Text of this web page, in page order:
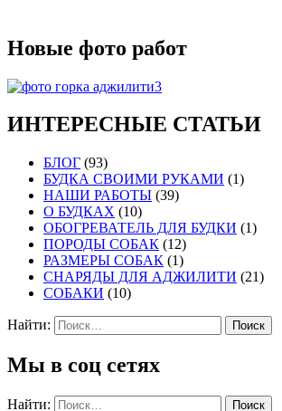
Новые фото работ
ИНТЕРЕСНЫЕ СТАТЬИ
БЛОГ (93)
БУДКА СВОИМИ РУКАМИ (1)
НАШИ РАБОТЫ (39)
О БУДКАХ (10)
ОБОГРЕВАТЕЛЬ ДЛЯ БУДКИ (1)
ПОРОДЫ СОБАК (12)
РАЗМЕРЫ СОБАК (1)
СНАРЯДЫ ДЛЯ АДЖИЛИТИ (21)
СОБАКИ (10)
Найти:
Мы в соц сетях
Найти: